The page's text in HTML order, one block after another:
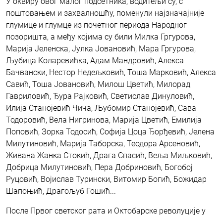
поштовањем и захвалношћу, поменули најзначајније
глумице и глумце из почетног периода Народног
позоришта, а међу којима су били Милка Гргурова,
Марија Јеленска, Јулка Јовановић, Мара Гргурова,
Љубица Коларевићка, Адам Мандровић, Алекса
Бачвански, Нестор Недељковић, Тоша Марковић, Алекса
Савић, Тоша Јовановић, Милош Цветић, Милорад
Гавриловић, Ђура Рајковић, Светислав Динуловић,
Илија Станојевић Чича, Љубомир Станојевић, Сава
Тодоровић, Вела Нигринова, Марија Цветић, Емилија
Поповић, Зорка Тодосић, Софија Цоца Ђорђевић, Јелена
Милутиновић, Марија Таборска, Теодора Арсеновић,
Живана Жанка Стокић, Драга Спасић, Веља Миљковић,
Добрица Милутиновић, Пера Добриновић, Богобој
Руцовић, Војислав Турински, Витомир Богић, Божидар
Шапоњић, Драгољуб Гошић...
После Првог светског рата и Октобарске револуције у